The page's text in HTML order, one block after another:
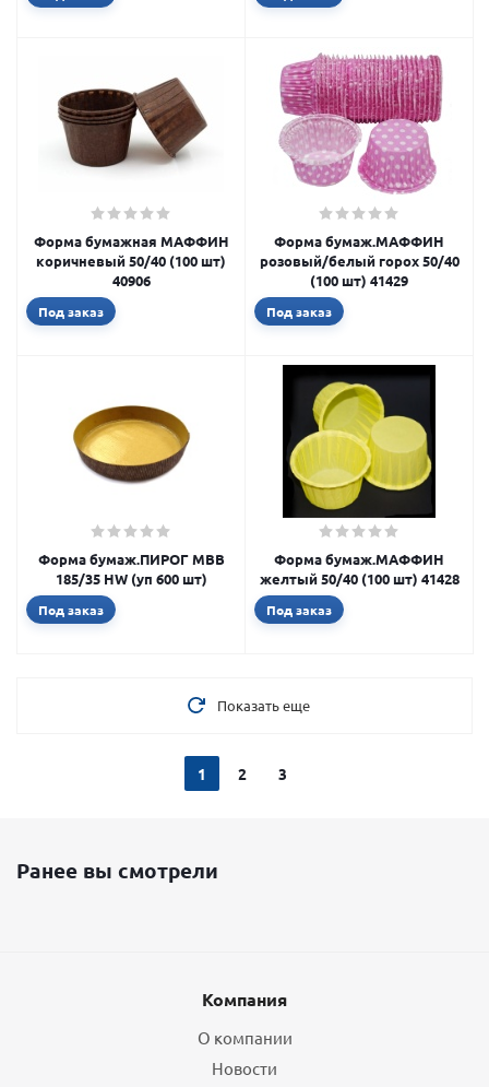
Форма бумажная МАФФИН
коричневый 50/40 (100 шт)
40906
Под заказ
Форма бумаж.МАФФИН
розовый/белый горох 50/40
(100 шт) 41429
Под заказ
Форма бумаж.ПИРОГ MBB
185/35 HW (уп 600 шт)
Под заказ
Форма бумаж.МАФФИН
желтый 50/40 (100 шт) 41428
Под заказ
Показать еще
1 2 3
Ранее вы смотрели
Компания
О компании
Новости